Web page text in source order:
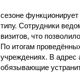
сезоне
типу. Сотрудники
визитов, что
По итогам
учреждениях. В адрес
обязывающие